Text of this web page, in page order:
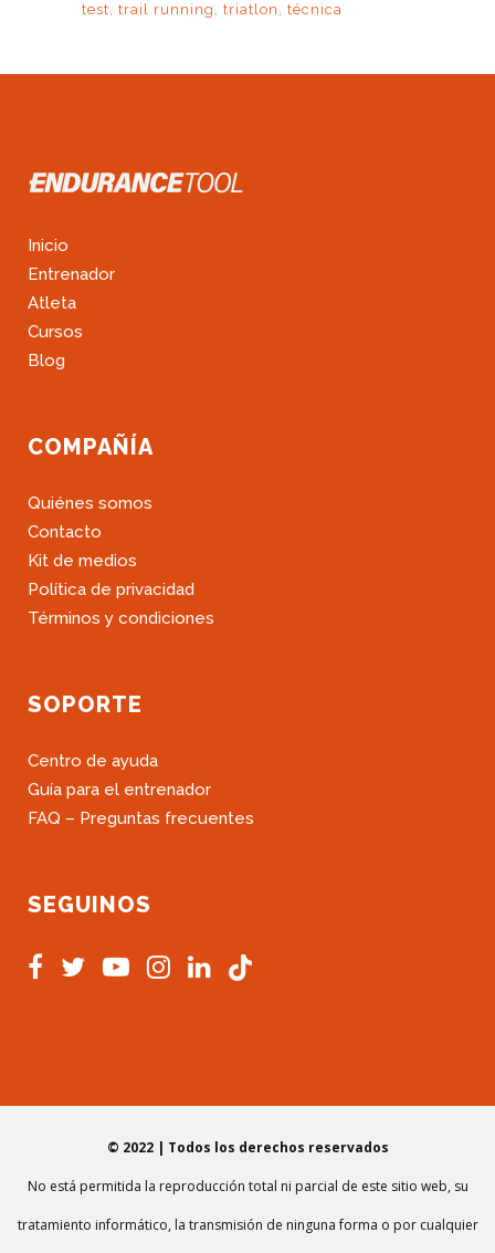
test trail running triatlon técnica
Inicio
Entrenador
Atleta
Cursos
Blog
COMPAÑÍA
Quiénes somos
Contacto
Kit de medios
Política de privacidad
Términos y condiciones
SOPORTE
Centro de ayuda
Guía para el entrenador
FAQ – Preguntas frecuentes
SEGUINOS
© 2022 | Todos los derechos reservados
No está permitida la reproducción total ni parcial de este sitio web, su
tratamiento informático, la transmisión de ninguna forma o por cualquier